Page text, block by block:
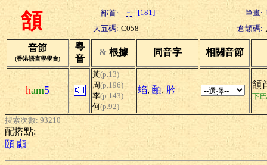
頷 部首: [181] 筆畫:
大五碼: C058 倉頡碼:
音節
(香港語言學學會)
粵
音
& 根據 同音字 相關音節
ham5
黃(p.13)
周(p.196)
李(p.143)
何(p.92)
蜭, 顄, 肣
頷
下巴
搜索次數: 93210
配搭點:
頤 顑